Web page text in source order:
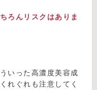
ろんリスクはありま
いった高濃度美容成
れぐれも注意してく